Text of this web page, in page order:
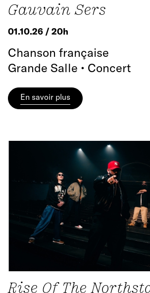
Gauvain Sers
01.10.26 / 20h
Chanson française
Grande Salle • Concert
En savoir plus
Rise Of The